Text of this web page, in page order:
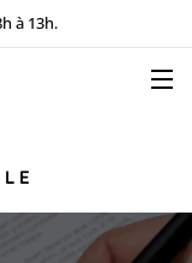
à 13h.